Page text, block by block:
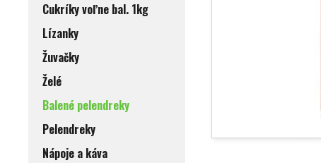
Cukríky voľne bal. 1kg
Lízanky
Žuvačky
Želé
Balené pelendreky
Pelendreky
Nápoje a káva